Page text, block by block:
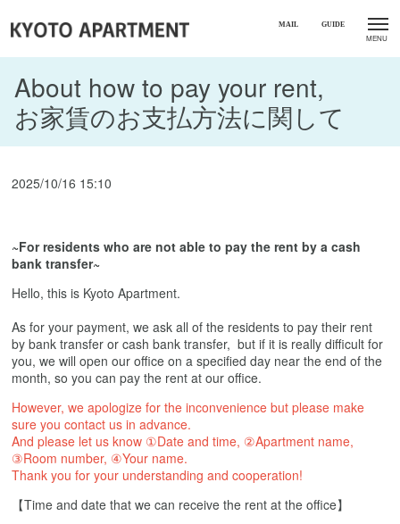
About how to pay your rent,
お家賃のお支払方法に関して
2025/10/16 15:10
~For residents who are not able to pay the rent by a cash
bank transfer~
Hello, this is Kyoto Apartment.
As for your payment, we ask all of the residents to pay their rent
by bank transfer or cash bank transfer, but if it is really difficult for
you, we will open our office on a specified day near the end of the
month, so you can pay the rent at our office.
However, we apologize for the inconvenience but please make
sure you contact us in advance.
And please let us know ①Date and time, ②Apartment name,
③Room number, ④Your name.
Thank you for your understanding and cooperation!
【Time and date that we can receive the rent at the office】